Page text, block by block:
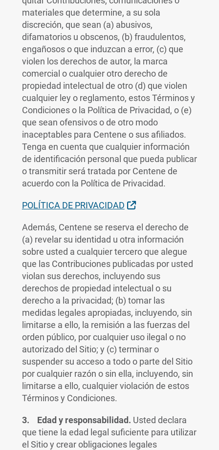
materiales que determine, a su sola
discreción, que sean (a) abusivos,
difamatorios u obscenos, (b) fraudulentos,
engañosos o que induzcan a error, (c) que
violen los derechos de autor, la marca
comercial o cualquier otro derecho de
propiedad intelectual de otro (d) que violen
cualquier ley o reglamento, estos Términos y
Condiciones o la Política de Privacidad, o (e)
que sean ofensivos o de otro modo
inaceptables para Centene o sus afiliados.
Tenga en cuenta que cualquier información
de identificación personal que pueda publicar
o transmitir será tratada por Centene de
acuerdo con la Política de Privacidad.
POLÍTICA DE PRIVACIDAD Sitio Externo
Además, Centene se reserva el derecho de
(a) revelar su identidad u otra información
sobre usted a cualquier tercero que alegue
que las Contribuciones publicadas por usted
violan sus derechos, incluyendo sus
derechos de propiedad intelectual o su
derecho a la privacidad; (b) tomar las
medidas legales apropiadas, incluyendo, sin
limitarse a ello, la remisión a las fuerzas del
orden público, por cualquier uso ilegal o no
autorizado del Sitio; y (c) terminar o
suspender su acceso a todo o parte del Sitio
por cualquier razón o sin ella, incluyendo, sin
limitarse a ello, cualquier violación de estos
Términos y Condiciones.
3. Edad y responsabilidad. Usted declara
que tiene la edad legal suficiente para utilizar
el Sitio y crear obligaciones legales